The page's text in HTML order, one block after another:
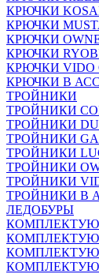
КРЮЧКИ
КРЮЧКИ
КРЮЧКИ
КРЮЧКИ
КРЮЧКИ VIDO
КРЮЧКИ В
ТРОЙНИКИ
ТРОЙНИКИ
ТРОЙНИКИ
ТРОЙНИКИ
ТРОЙНИКИ
ТРОЙНИКИ
ТРОЙНИКИ
ТРОЙНИКИ В
ЛЕДОБУРЫ